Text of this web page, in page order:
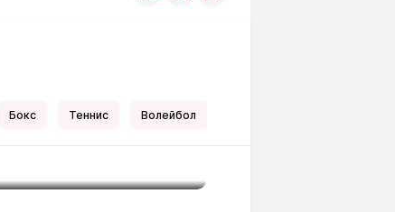
TRAVEL EDU
Бокс Теннис Волейбол